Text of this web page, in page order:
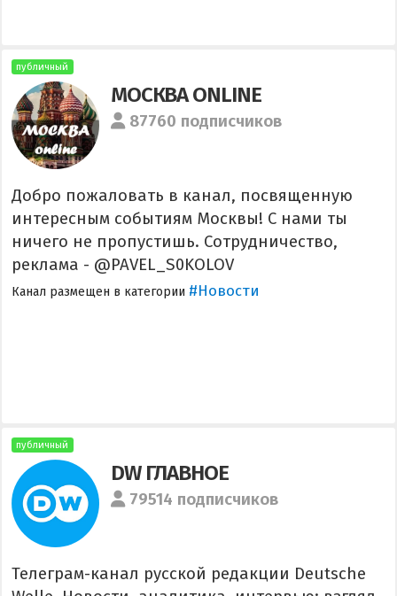
публичный
МОСКВА ONLINE
87760 подписчиков
Добро пожаловать в канал, посвященную
интересным событиям Москвы! С нами ты
ничего не пропустишь. Сотрудничество,
реклама - @PAVEL_S0KOLOV
Канал размещен в категории #Новости
публичный
DW ГЛАВНОЕ
79514 подписчиков
Телеграм-канал русской редакции Deutsche